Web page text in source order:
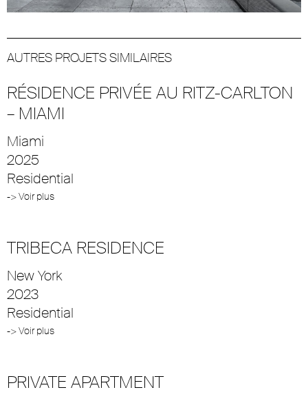
AUTRES PROJETS SIMILAIRES
RÉSIDENCE PRIVÉE AU RITZ-CARLTON
– MIAMI
Miami
2025
Residential
-> Voir plus
TRIBECA RESIDENCE
New York
2023
Residential
-> Voir plus
PRIVATE APARTMENT